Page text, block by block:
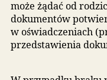
systemu
w menu głównym
reda.pzo.edu.pl/
do pobrania,
Za sprawdzenie i